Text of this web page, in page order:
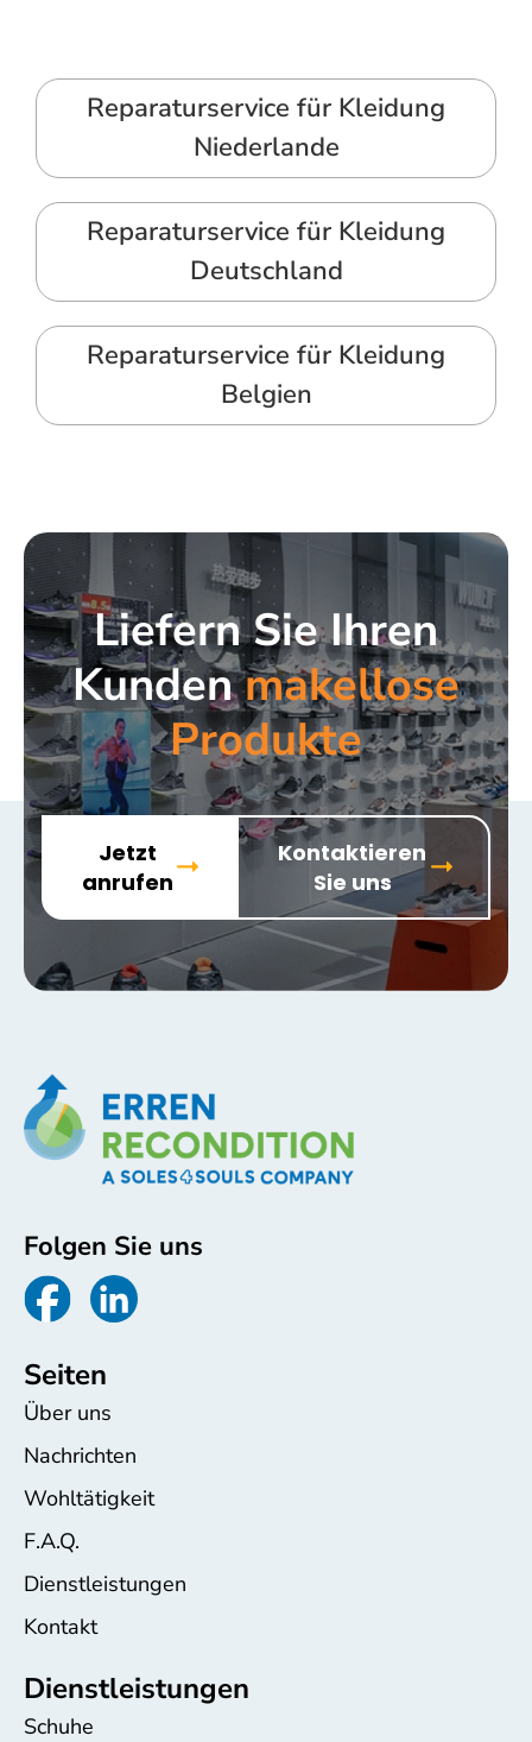
Reparaturservice für Kleidung
Niederlande
Reparaturservice für Kleidung
Deutschland
Reparaturservice für Kleidung
Belgien
Liefern Sie Ihren
Kundenmakellose
Produkte
Jetzt
anrufen
Kontaktieren
Sie uns
Folgen Sie uns
Seiten
Über uns
Nachrichten
Wohltätigkeit
F.A.Q.
Dienstleistungen
Kontakt
Dienstleistungen
Schuhe